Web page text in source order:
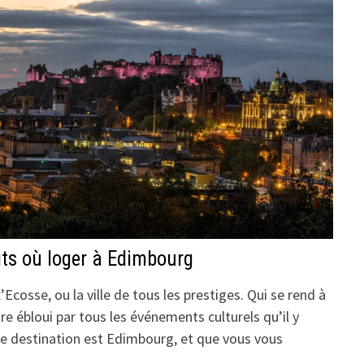
où loger à Edimbourg
ou la ville de tous les prestiges. Qui se rend à
ébloui par tous les événements culturels qu’il y
destination est Edimbourg, et que vous vous